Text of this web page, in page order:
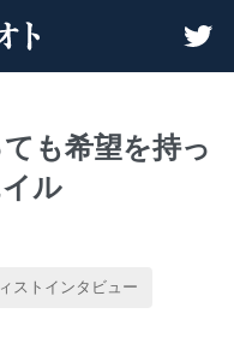
も希望を持っ
ル
ストインタビュー